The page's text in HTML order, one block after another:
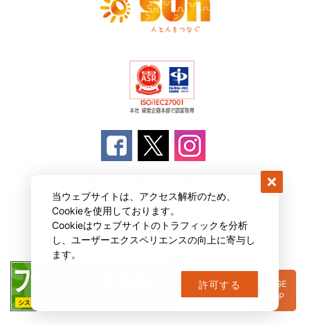
当ウェブサイトは、アクセス解析のため、
Cookieを使用しております。
Cookieはウェブサイトのトラフィックを分析
し、ユーザーエクスペリエンスの向上に寄与し
ます。
許可する
PAGE
TOP